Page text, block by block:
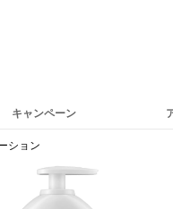
キャンペーン
ション